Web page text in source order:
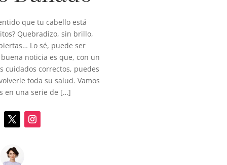
que tu cabello está
Quebradizo, sin brillo,
Lo sé, puede ser
noticia es que, con un
cuidados correctos, puedes
toda su salud. Vamos
en una serie de […]